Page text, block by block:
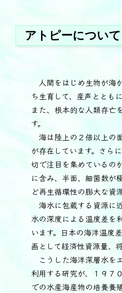
アトピーについ
人間をはじめ生物が海
ち生育して、産声ととも
また、根本的な人類存亡
す。
海は陸上の２倍以上の
が存在しています。さら
切で注目を集めているの
に含み、半面、細菌数が
ど再生循環性の膨大な資
海水に包蔵する資源に
水の深度による温度差を
います。日本の海洋温度
画として経済性資源量、
こうした海洋深層水を
利用する研究が、１９７
での水産海産物の培養養